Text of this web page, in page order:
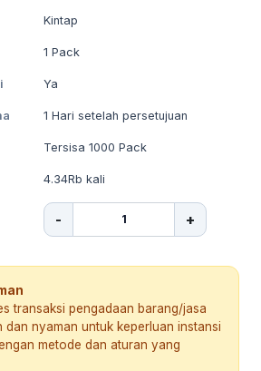
Kintap
1 Pack
Ya
1 Hari setelah persetujuan
Tersisa 1000 Pack
4.34Rb kali
- +
transaksi pengadaan barang/jasa
dan nyaman untuk keperluan instansi
metode dan aturan yang